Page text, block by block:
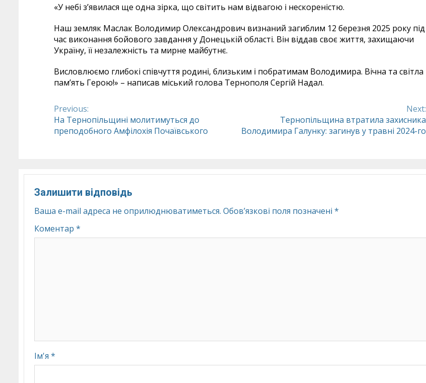
«У небі з’явилася ще одна зірка, що світить нам відвагою і нескореністю.
Наш земляк Маслак Володимир Олександрович визнаний загиблим 12 березня 2025 року під
час виконання бойового завдання у Донецькій області. Він віддав своє життя, захищаючи
Україну, її незалежність та мирне майбутнє.
Висловлюємо глибокі співчуття родині, близьким і побратимам Володимира. Вічна та світла
пам’ять Герою!» – написав міський голова Тернополя Сергій Надал.
Continue
Reading
Previous:
На Тернопільщині молитимуться до
преподобного Амфілохія Почаївського
Next:
Тернопільщина втратила захисника
Володимира Галунку: загинув у травні 2024-го
Залишити відповідь
Ваша e-mail адреса не оприлюднюватиметься. Обов’язкові поля позначені *
Коментар *
Ім'я *